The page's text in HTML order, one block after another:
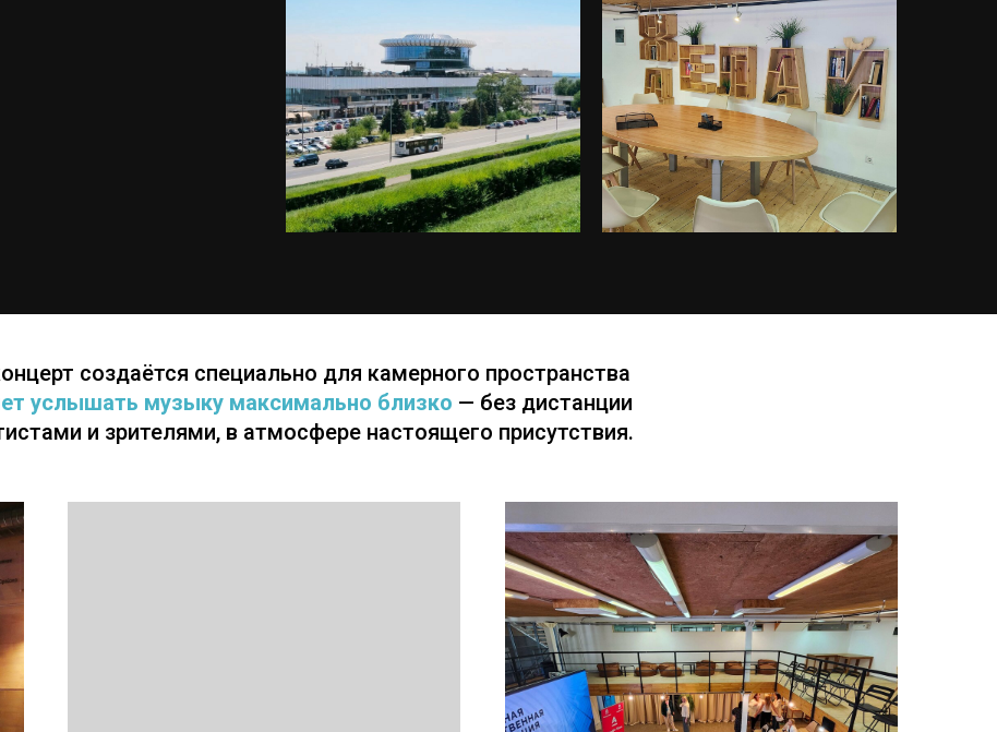
создаётся специально для камерного пространства
услышать музыку максимально близко — без дистанции
и зрителями, в атмосфере настоящего присутствия.